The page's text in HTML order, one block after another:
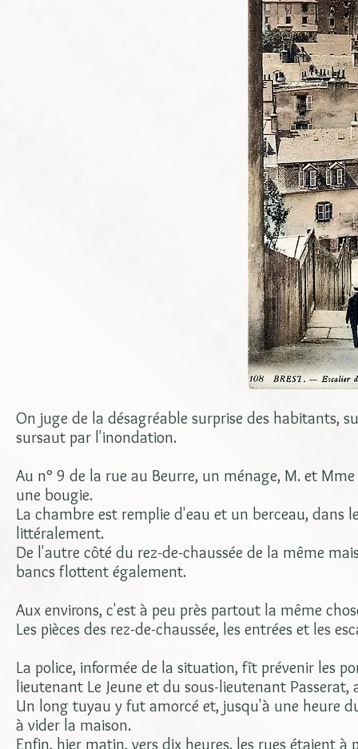
On juge de la désagréable surprise des habitants,
sursaut par l'inondation.
Au n° 9 de la rue au Beurre, un ménage, M. et
une bougie.
La chambre est remplie d'eau et un berceau,
littéralement.
De l'autre côté du rez-de-chaussée de la même
bancs flottent également.
Aux environs, c'est à peu près partout la même
Les pièces des rez-de-chaussée, les entrées et les
La police, informée de la situation, fît prévenir les
lieutenant Le Jeune et du sous-lieutenant Passerat,
Un long tuyau y fut amorcé et, jusqu'à une heure
à vider la maison.
Enfin, hier matin, vers dix heures, les rues étaient à